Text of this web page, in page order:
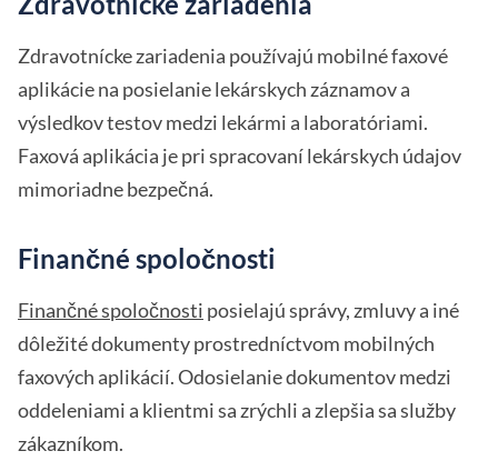
Zdravotnícke zariadenia používajú mobilné faxové
aplikácie na posielanie lekárskych záznamov a
výsledkov testov medzi lekármi a laboratóriami.
Faxová aplikácia je pri spracovaní lekárskych údajov
mimoriadne bezpečná.
Finančné spoločnosti
Finančné spoločnosti posielajú správy, zmluvy a iné
dôležité dokumenty prostredníctvom mobilných
faxových aplikácií. Odosielanie dokumentov medzi
oddeleniami a klientmi sa zrýchli a zlepšia sa služby
zákazníkom.